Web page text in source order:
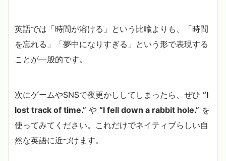
英語では「時間が溶ける」という比喩よりも、「時間
を忘れる」「夢中になりすぎる」という形で表現する
ことが一般的です。
次にゲームやSNSで夜更かししてしまったら、ぜひ “I
lost track of time.” や “I fell down a rabbit hole.” を
使ってみてください。これだけでネイティブらしい自
然な英語に近づけます。